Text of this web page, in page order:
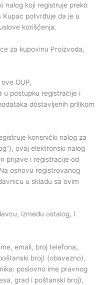
nalog koji registruje preko
Kupac potvrđuje da je u
korišćenja.
za kupovinu Proizvoda,
OUP,
u postupku registracije i
dostavljenih prilikom
korisnički nalog za
ovaj elektronski nalog
prijave i registracije od
osnovu registrovanog
u skladu sa ovim
između ostalog, i
email, broj telefona,
broj) (obavezno),
poslovno ime pravnog
grad i poštanski broj),